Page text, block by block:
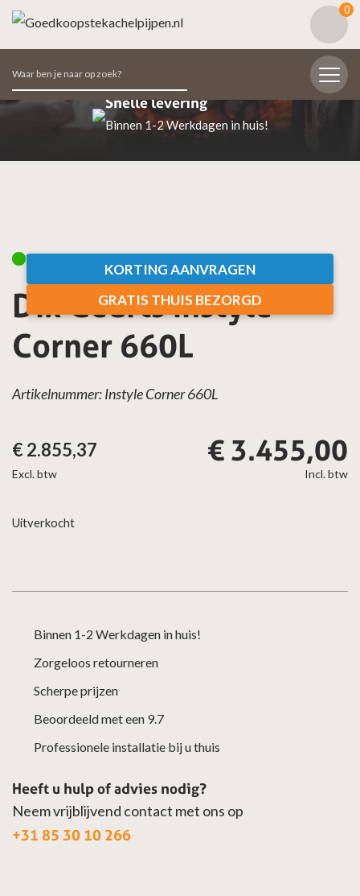
0
Zoeken
naar:
Snelle levering
Binnen 1-2 Werkdagen in huis!
KORTING AANVRAGEN
GRATIS THUIS BEZORGD
Dik Geurts Instyle
Corner 660L
Voorraad laag
Incl. btw
€ 3.455,00
Excl. btw
€2.855,37
Artikelnummer: Instyle Corner 660L
Uitverkocht
Binnen 1-2 Werkdagen in huis!
Zorgeloos retourneren
Scherpe prijzen
Beoordeeld met een 9.7
Professionele installatie bij u thuis
Heeft u hulp of advies nodig?
Neem vrijblijvend contact met ons op
+31 85 30 10 266